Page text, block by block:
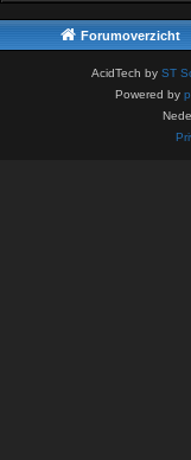
Forumoverzicht
AcidTech by ST
Powered by